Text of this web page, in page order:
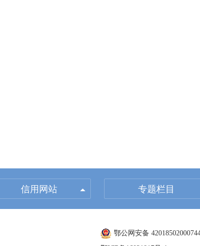
信用网站 专题栏目
鄂公网安备